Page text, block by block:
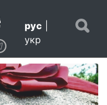
рус
укр